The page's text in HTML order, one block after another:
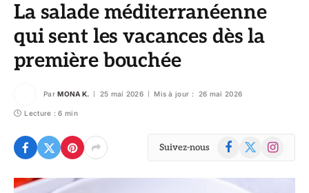
La salade méditerranéenne
qui sent les vacances dès la
première bouchée
Par MONA K. 25 mai 2026 Mis à jour : 26 mai 2026
Lecture : 6 min
Suivez-nous Facebook
X
Instagram
© DR